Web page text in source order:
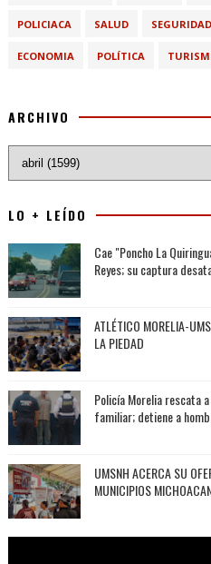
POLICIACA SALUD SEGURIDAD
ECONOMIA POLÍTICA
ARCHIVO
LO + LEÍDO
Cae "Poncho La
Reyes; su captura
ATLÉTICO MORELIA-
LA PIEDAD
Policía Morelia rescata
familiar; detiene a
UMSNH ACERCA SU
MUNICIPIOS